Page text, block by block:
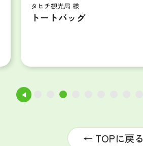
タヒチ観光局 様
トートバッグ
◀ 3
← TOPに戻る